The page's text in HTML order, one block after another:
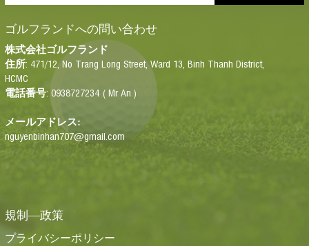
ゴルフランドへの問い合わせ
株式会社ゴルフランド
住所: 471/12, No Trang Long Street, Ward 13, Binh Thanh District,
HCMC
電話番号: 0938727234 ( Mr An )
メールアドレス:
nguyenbinhan707@gmail.com
規制―政策
プライバシーポリシー